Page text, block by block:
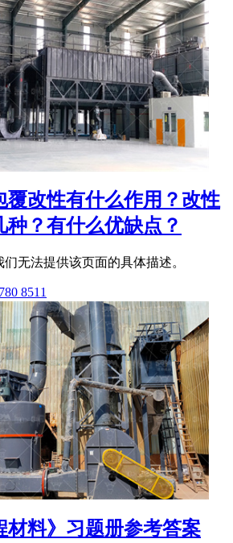
覆改性有什么作用？改性
种？有什么优缺点？
无法提供该页面的具体描述。
8511
材料》习题册参考答案